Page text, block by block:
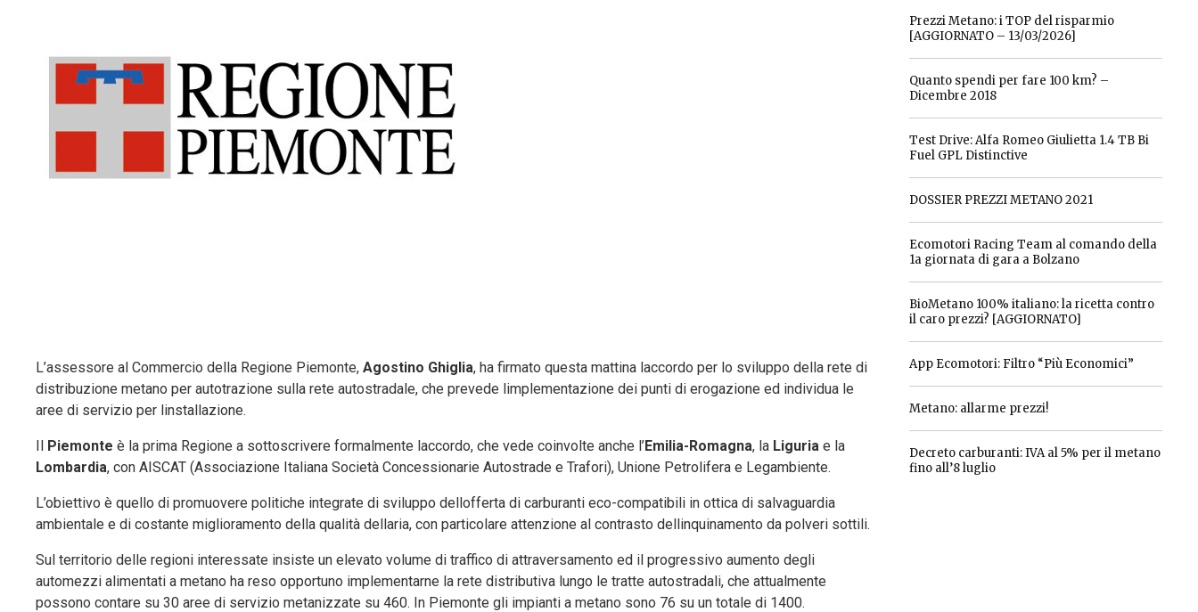
L’assessore al Commercio della Regione Piemonte,Agostino Ghiglia, ha firmato questa mattina laccordo per lo sviluppo della rete di
distribuzione metano per autotrazione sulla rete autostradale, che prevede limplementazione dei punti di erogazione ed individua le
aree di servizio per linstallazione.
Il Piemonteè la prima Regione a sottoscrivere formalmente laccordo, che vede coinvolte anche l’Emilia-Romagna, la Liguriae la
Lombardia, con AISCAT (Associazione Italiana Società Concessionarie Autostrade e Trafori), Unione Petrolifera e Legambiente.
L’obiettivo è quello di promuovere politiche integrate di sviluppo dellofferta di carburanti eco-compatibili in ottica di salvaguardia
ambientale e di costante miglioramento della qualità dellaria, con particolare attenzione al contrasto dellinquinamento da polveri sottili.
Sul territorio delle regioni interessate insiste un elevato volume di traffico di attraversamento ed il progressivo aumento degli
automezzi alimentati a metano ha reso opportuno implementarne la rete distributiva lungo le tratte autostradali, che attualmente
possono contare su 30 aree di servizio metanizzate su 460. In Piemonte gli impianti a metano sono 76 su un totale di 1400.
Prezzi Metano: i TOP del risparmio
[AGGIORNATO – 13/03/2026]
Quanto spendi per fare 100 km? –
Dicembre 2018
Test Drive: Alfa Romeo Giulietta 1.4 TB Bi
Fuel GPL Distinctive
DOSSIER PREZZI METANO 2021
Ecomotori Racing Team al comando della
1a giornata di gara a Bolzano
BioMetano 100% italiano: la ricetta contro
il caro prezzi? [AGGIORNATO]
App Ecomotori: Filtro “Più Economici”
Metano: allarme prezzi!
Decreto carburanti: IVA al 5% per il metano
fino all’8 luglio